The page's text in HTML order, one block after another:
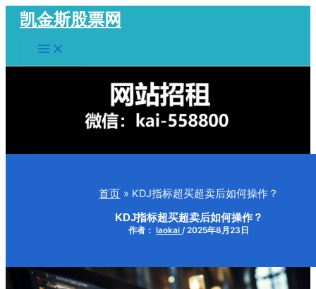
容
凯金斯股票网
Main
Menu
首页 KDJ指标超买超卖后如何操作？
KDJ指标超买超卖后如何操作？
作者： laokai /2025年8月23日